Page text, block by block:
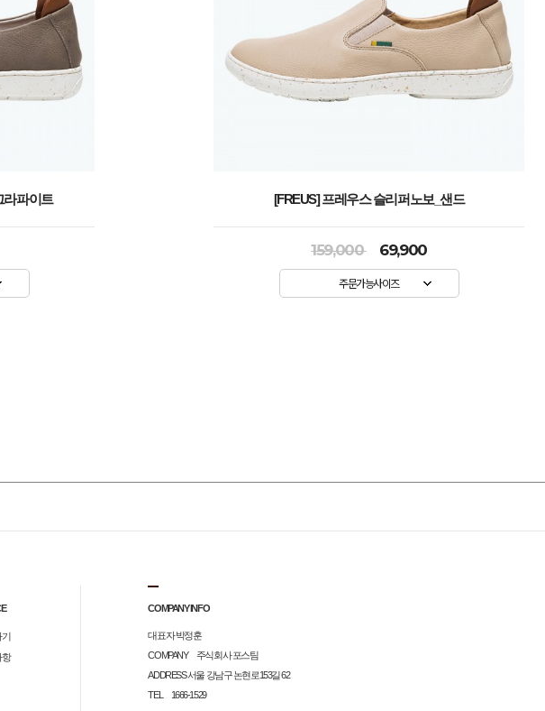
라파이트 [FREUS] 프레우스 슬리퍼노보_샌드
159,000 69,900
주문가능사이즈
기
COMPANY INFO
대표자 박정훈
COMPANY 주식회사 포스팀
ADDRESS 서울 강남구 논현로153길 62
TEL 1666-1529